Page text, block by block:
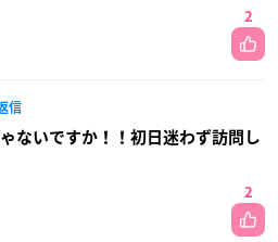
2
信
ないですか！！初日迷わず訪問し
2